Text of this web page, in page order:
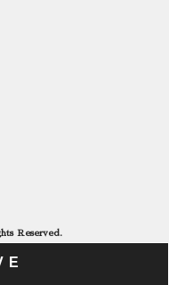
Reserved.